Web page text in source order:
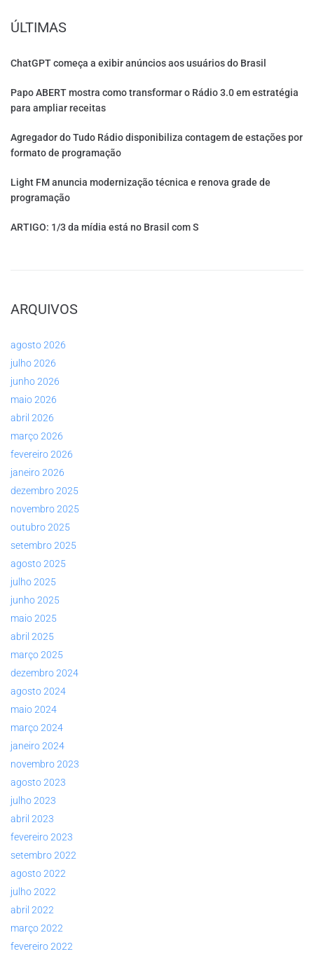
ÚLTIMAS
ChatGPT começa a exibir anúncios aos usuários do Brasil
Papo ABERT mostra como transformar o Rádio 3.0 em estratégia
para ampliar receitas
Agregador do Tudo Rádio disponibiliza contagem de estações por
formato de programação
Light FM anuncia modernização técnica e renova grade de
programação
ARTIGO: 1/3 da mídia está no Brasil com S
ARQUIVOS
agosto 2026
julho 2026
junho 2026
maio 2026
abril 2026
março 2026
fevereiro 2026
janeiro 2026
dezembro 2025
novembro 2025
outubro 2025
setembro 2025
agosto 2025
julho 2025
junho 2025
maio 2025
abril 2025
março 2025
dezembro 2024
agosto 2024
maio 2024
março 2024
janeiro 2024
novembro 2023
agosto 2023
julho 2023
abril 2023
fevereiro 2023
setembro 2022
agosto 2022
julho 2022
abril 2022
março 2022
fevereiro 2022